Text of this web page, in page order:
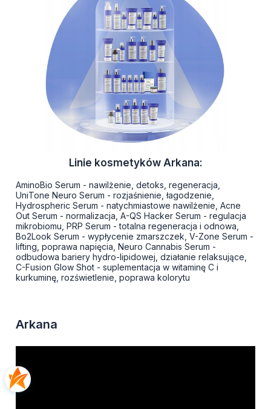
Linie kosmetyków Arkana:
AminoBio Serum - nawilżenie, detoks, regeneracja,
UniTone Neuro Serum - rozjaśnienie, łagodzenie,
Hydrospheric Serum - natychmiastowe nawilżenie, Acne
Out Serum - normalizacja, A-QS Hacker Serum - regulacja
mikrobiomu, PRP Serum - totalna regeneracja i odnowa,
Bo2Look Serum - wypłycenie zmarszczek, V-Zone Serum -
lifting, poprawa napięcia, Neuro Cannabis Serum -
odbudowa bariery hydro-lipidowej, działanie relaksujące,
C-Fusion Glow Shot - suplementacja w witaminę C i
kurkuminę, rozświetlenie, poprawa kolorytu
Arkana